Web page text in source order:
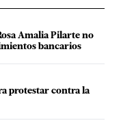
Amalia Pilarte no
bancarios
protestar contra la